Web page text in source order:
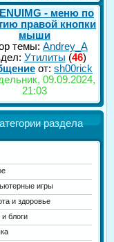
- меню по
правой кнопки
мыши
темы: Andrey_A
Утилиты (46)
от: sh00rick
09.09.2024,
21:03
раздела
игры
и здоровье
блоги